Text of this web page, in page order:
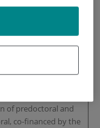
Jiménez Díaz
Health Research
for a1-year
Contract
of predoctoral and
co-financed by the